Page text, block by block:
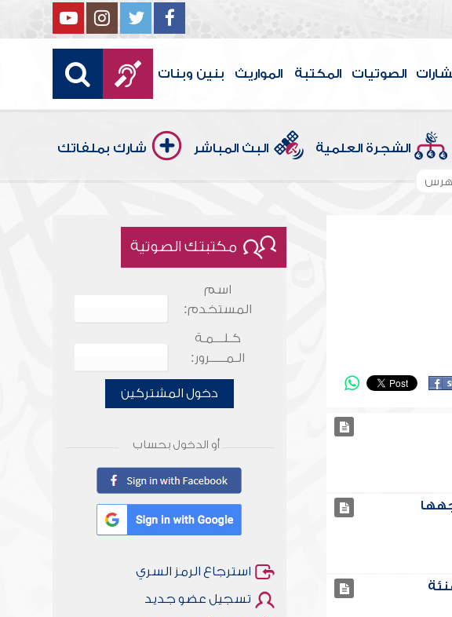
الصوتيات المكتبة المواريث بنين وبنات
الشجرة العلمية البث المباشر شارك بملفاتك
مكتبتك الصوتية
اسم
المستخدم:
كـلـــمـة
الـمـــــرور:
دخول المشتركين
أو الدخول بحساب
استرجاع الرمز السري
تسجيل عضو جديد